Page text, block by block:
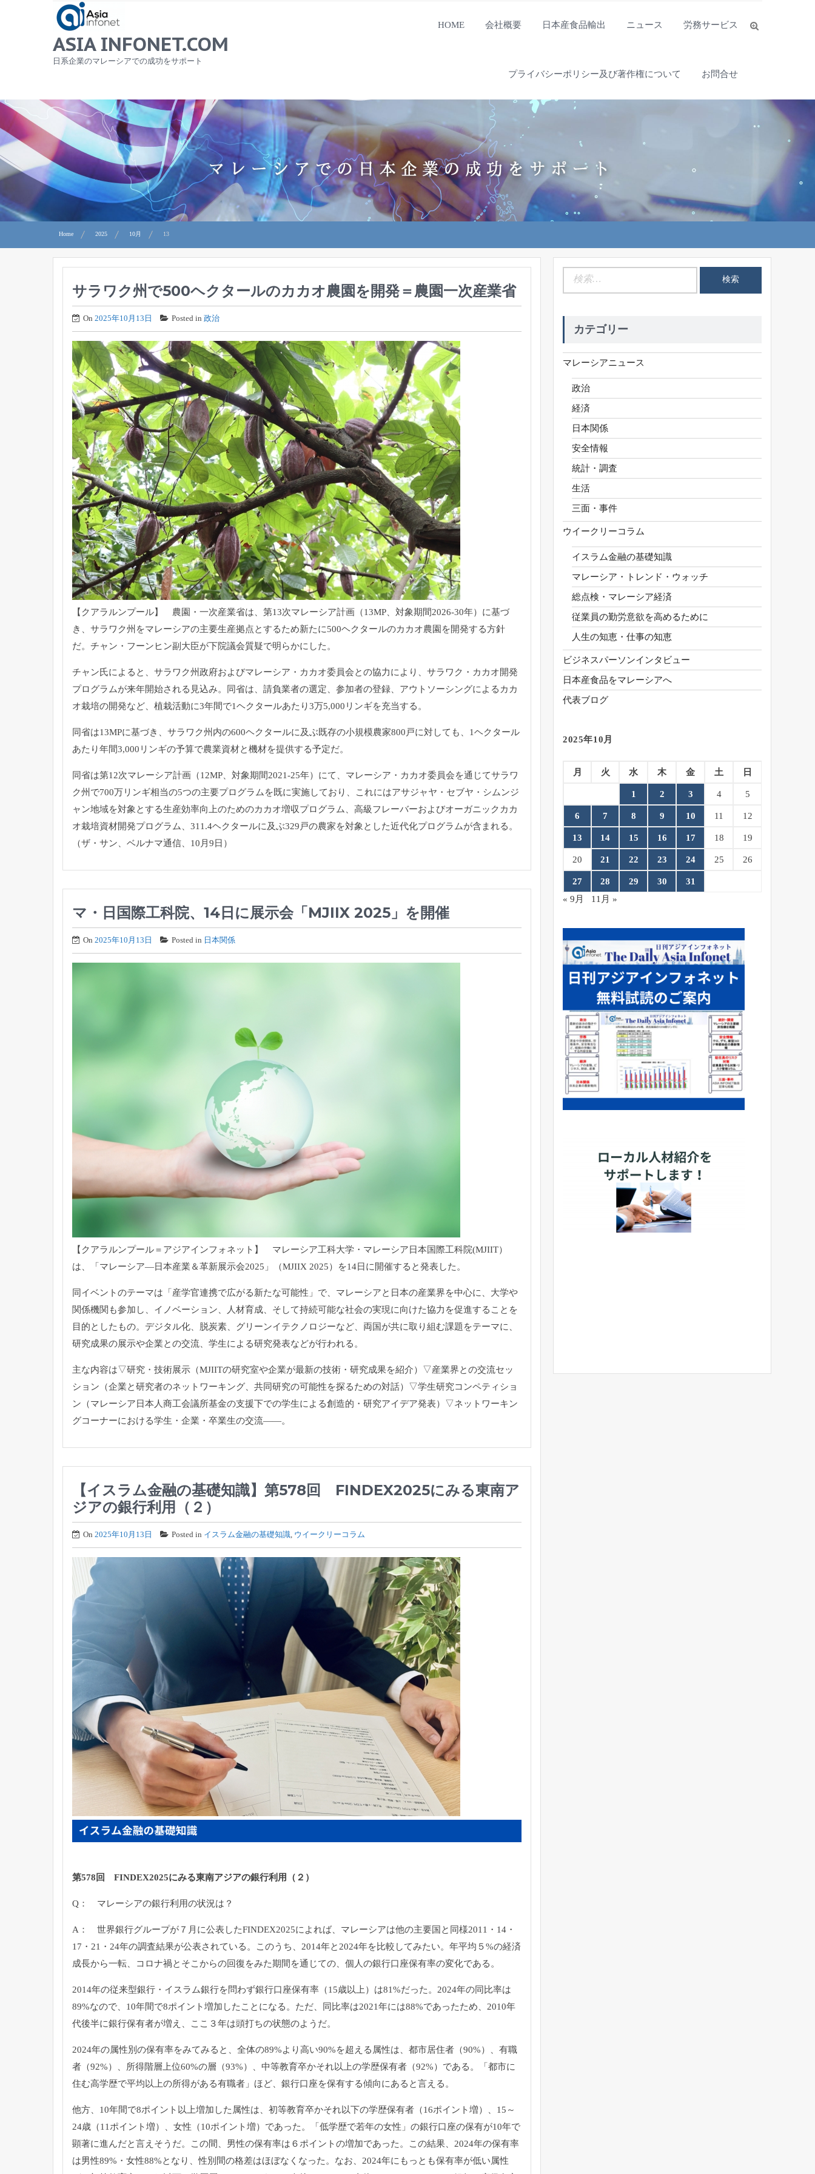
ASIA INFONET.COM
日系企業のマレーシアでの成功をサポート
HOME 会社概要 日本産食品輸出 ニュース 労務サービス
プライバシーポリシー及び著作権について お問合せ
Home 2025 10月 13
サラワク州で500ヘクタールのカカオ農園を開発＝農園一次産業省
On 2025年10月13日 Posted in 政治
【クアラルンプール】 農園・一次産業省は、第13次マレーシア計画（13MP、 対象期間2026-30年）に基づ
き、 サラワク州をマレーシアの主要生産拠点とするため新たに500ヘクタールのカカオ農園を開発する方針
だ。チャン・ フーンヒン副大臣が下院議会質疑で明らかにした。
チャン氏によると、サラワク州政府およびマレーシア・ カカオ委員会との協力により、サラワク・ カカオ開発
プログラムが来年開始される見込み。同省は、 請負業者の選定、参加者の登録、 アウトソーシングによるカカ
オ栽培の開発など、 植栽活動に3年間で1ヘクタールあたり3万5,000リンギを充当する。
同省は13MPに基づき、 サラワク州内の600ヘクタールに及ぶ既存の小規模農家800戸に対しても、1ヘクタール
あたり年間3,000リンギの予算で農業資材と機材を提供する予定だ。
同省は第12次マレーシア計画（12MP、対象期間2021-25年）にて、マレーシア・ カカオ委員会を通じてサラワ
ク州で700万リンギ相当の5つの主要プログラムを既に実施しており、これにはアサジャヤ・セブヤ・ シムンジ
ャン地域を対象とする生産効率向上のためのカカオ増収プログラム、 高級フレーバーおよびオーガニックカカ
オ栽培資材開発プログラム
、311.4ヘクタールに及ぶ329戸の農家を対象とした近代化プログラムが含まれる。
（ザ・サン、ベルナマ通信、10月9日）
マ・日国際工科院、14日に展示会「MJIIX 2025」を開催
On 2025年10月13日 Posted in 日本関係
【クアラルンプール＝アジアインフォネット】 マレーシア工科大学・マレーシア日本国際工科院(MJIIT）
は、「マレーシア―日本産業＆革新展示会2025」（MJIIX 2025）を14日に開催すると発表した。
同イベントのテーマは「産学官連携で広がる新たな可能性」で、 マレーシアと日本の産業界を中心に、大学や
関係機関も参加し、 イノベーション、人材育成、 そして持続可能な社会の実現に向けた協力を促進することを
目的と したもの。デジタル化、脱炭素、グリーンイテクノロジーなど、 両国が共に取り組む課題をテーマに、
研究成果の展示や企業との交流、 学生による研究発表などが行われる。
主な内容は▽研究・技術展示（MJIITの研究室や企業が最新の技術・研究成果を紹介）▽産業界との交流セッ
ション（企業と研究者のネットワーキング、 共同研究の可能性を探るための対話）▽学生研究コンペティショ
ン（マレーシア日本人商工会議所基金の支援下での学生による創造的・ 研究アイデア発表）▽ネットワーキン
グコーナーにおける学生・ 企業・卒業生の交流――。
【イスラム金融の基礎知識】第578回 FINDEX2025にみる東南ア
ジアの銀行利用（２）
On 2025年10月13日 Posted in イスラム金融の基礎知識 ウイークリーコラム
第578回 FINDEX2025にみる東南アジアの銀行利用（２）
Q： マレーシアの銀行利用の状況は？
A： 世界銀行グループが７月に公表したFINDEX2025によれば、マレーシアは他の主要国と同様2011・14・
17・21・24年の調査結果が公表されている。このうち、2014年と2024年を比較してみたい。年平均５%の経済
成長から一転、コロナ禍とそこからの回復をみた期間を通じての、個人の銀行口座保有率の変化である。
2014年の従来型銀行・イスラム銀行を問わず銀行口座保有率（15歳以上）は81%だった。2024年の同比率は
89%なので、10年間で8ポイント増加したことになる。ただ、同比率は2021年には88%であったため、2010年
代後半に銀行保有者が増え、ここ３年は頭打ちの状態のようだ。
2024年の属性別の保有率をみてみると、全体の89%より高い90%を超える属性は、都市居住者（90%）、有職
者（92%）、所得階層上位60%の層（93%）、中等教育卒かそれ以上の学歴保有者（92%）である。「都市に
住む高学歴で平均以上の所得がある有職者」ほど、銀行口座を保有する傾向にあると言える。
他方、10年間で8ポイント以上増加した属性は、初等教育卒かそれ以下の学歴保有者（16ポイント増）、15～
24歳（11ポイント増）、女性（10ポイント増）であった。「低学歴で若年の女性」の銀行口座の保有が10年で
顕著に進んだと言えそうだ。この間、男性の保有率は６ポイントの増加であった。この結果、2024年の保有率
は男性89%・女性88%となり、性別間の格差はほぼなくなった。なお、2024年にもっとも保有率が低い属性
カテゴリー
マレーシアニュース
政治
経済
日本関係
安全情報
統計・調査
生活
三面・事件
ウイークリーコラム
イスラム金融の基礎知識
マレーシア・トレンド・ウォッチ
総点検・マレーシア経済
従業員の勤労意欲を高めるために
人生の知恵・仕事の知恵
ビジネスパーソンインタビュー
日本産食品をマレーシアへ
代表ブログ
2025年10月
月 火 水 木 金 土 日
1 2 3 4 5
6 7 8 9 10 11 12
13 14 15 16 17 18 19
20 21 22 23 24 25 26
27 28 29 30
31
« 9月
11月 »